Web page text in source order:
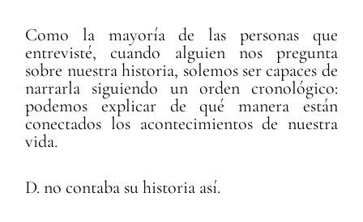
Como la mayoría de las personas que
entrevisté, cuando alguien nos pregunta
sobre nuestra historia, solemos ser capaces de
narrarla siguiendo un orden cronológico:
podemos explicar de qué manera están
conectados los acontecimientos de nuestra
vida.
D. no contaba su historia así.